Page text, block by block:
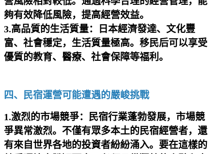
夠有效降低風險，提高經營效益。
3.高品質的生活質量：日本經濟發達、文化豐
富、社會穩定，生活質量極高。移民后可以享受
優質的教育、醫療、社會保障等福利。
四、民宿運營可能遭遇的嚴峻挑戰
1.激烈的市場競爭：民宿行業蓬勃發展，市場競
爭異常激烈。不僅有眾多本土的民宿經營者，還
有來自世界各地的投資者紛紛涌入。要在這樣的